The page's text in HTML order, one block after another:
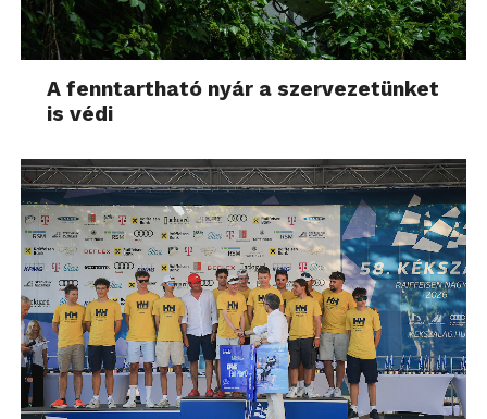
A fenntartható nyár a szervezetünket
is védi